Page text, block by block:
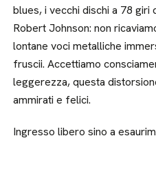
blues, i vecchi dischi a 78
Robert Johnson: non
lontane voci metalliche
fruscii. Accettiamo
leggerezza, questa
ammirati e felici.
Ingresso libero sino a